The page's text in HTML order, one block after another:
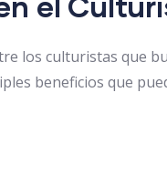
los culturistas que
beneficios que